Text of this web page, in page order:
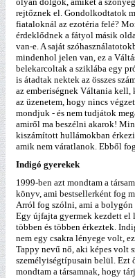
rejtőznek el. Gondolkodtatok
fiataloknál az ezotéria felé?
érdeklődnek a fátyol másik
van-e. A saját
mindenhol jelen van, ez a
belekarcoltak a sziklába egy
is átadtak nektek az összes
az emberiségnek Váltania
az üzenetem, hogy nincs
mondjuk - és nem tudjátok
amiről ma beszélni akarok!
kiszámított hullámokban
amik nem váratlanok. Ebből
Indigó gyerekek
1999-ben azt mondtam a
könyv, ami bestsellerként fog
Arról fog szólni, ami a
Egy újfajta gyermek kezdett el
többen és többen érkeztek.
nem egy csakra lényege volt,
Tappy nevű nő, aki képes volt
személyiségtípusain belül. Ezt
mondtam a társamnak, hogy